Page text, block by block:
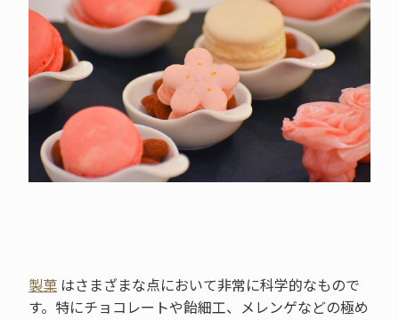
製菓はさまざまな点において非常に科学的なもので
す。特にチョコレートや飴細工、メレンゲなどの極め